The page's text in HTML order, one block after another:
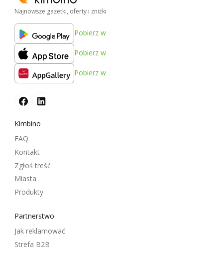
Najnowsze gazetki, oferty i zniżki
Pobierz w
Pobierz w
Pobierz w
Kimbino
FAQ
Kontakt
Zgłoś treść
Miasta
Produkty
Partnerstwo
Jak reklamować
Strefa B2B